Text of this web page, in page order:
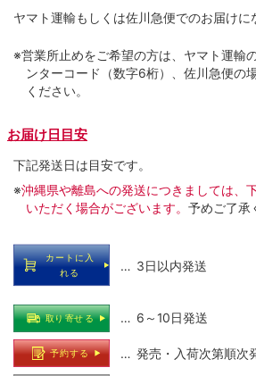
ヤマト運輸もしくは佐川急便でのお届けに
※営業所止めをご希望の方は、ヤマト運輸
ンターコード（数字6桁）、佐川急便の
ください。
お届け日目安
下記発送日は目安です。
※沖縄県や離島への発送につきましては、
いただく場合がございます。 予めご了承
カートに入
れる
… 3日以内発送
取り寄せる … 6～10日発送
予約する … 発売・入荷次第順次